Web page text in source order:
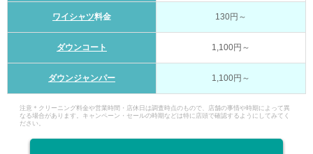
ワイシャツ料金 130円～
ダウンコート 1,100円～
ダウンジャンパー 1,100円～
注意＊クリーニング料金や営業時間・店休日は調査時点のもので、店舗の事情や時期によって異
なる場合があります。キャンペーン・セールの時期などは特に店頭で確認するようにしてみてく
ださい。